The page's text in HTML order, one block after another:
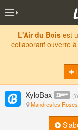
L'Air du Boisest
collaboratif ouverte
XyloBax (
Mandres les Roses